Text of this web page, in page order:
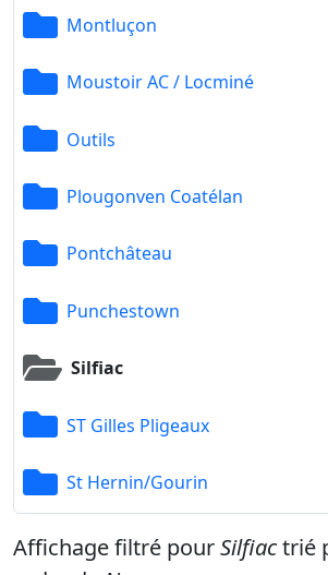
Montluçon
Moustoir AC / Locminé
Outils
Plougonven Coatélan
Pontchâteau
Punchestown
Silfiac
ST Gilles Pligeaux
St Hernin/Gourin
Affichage filtré pourSilfiactrié